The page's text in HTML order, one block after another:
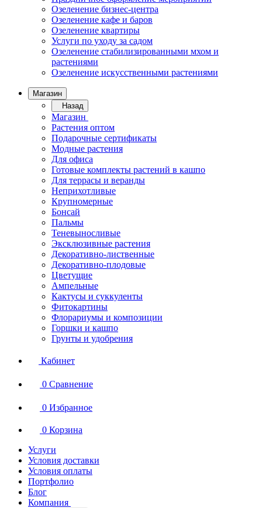
Озеленение бизнес-центра
Озеленение кафе и баров
Озеленение квартиры
Услуги по уходу за садом
Озеленение стабилизированными мхом и
растениями
Озеленение искусственными растениями
Магазин
Назад
Магазин
Растения оптом
Подарочные сертификаты
Модные растения
Для офиса
Готовые комплекты растений в кашпо
Для террасы и веранды
Неприхотливые
Крупномерные
Бонсай
Пальмы
Теневыносливые
Эксклюзивные растения
Декоративно-лиственные
Декоративно-плодовые
Цветущие
Ампельные
Кактусы и суккуленты
Фитокартины
Флорариумы и композиции
Горшки и кашпо
Грунты и удобрения
Кабинет
0 Сравнение
0 Избранное
0 Корзина
Услуги
Условия доставки
Условия оплаты
Портфолио
Блог
Компания